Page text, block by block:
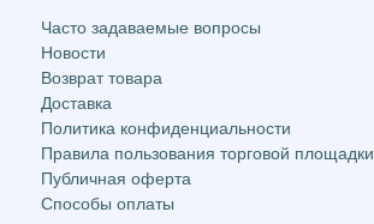
Часто задаваемые вопросы
Новости
Возврат товара
Доставка
Политика конфиденциальности
Правила пользования торговой площадки
Публичная оферта
Способы оплаты